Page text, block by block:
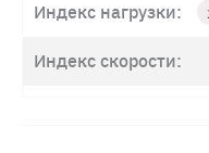
Индекс нагрузки:
Индекс скорости: